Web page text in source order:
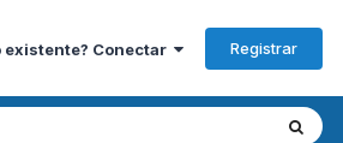
existente? Conectar Registrar